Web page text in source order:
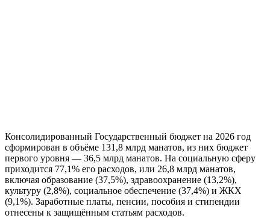
Консолидированный Государственный бюджет на 2026 год
сформирован в объёме 131,8 млрд манатов, из них бюджет
первого уровня — 36,5 млрд манатов. На социальную сферу
приходится 77,1% его расходов, или 26,8 млрд манатов,
включая образование (37,5%), здравоохранение (13,2%),
культуру (2,8%), социальное обеспечение (37,4%) и ЖКХ
(9,1%). Заработные платы, пенсии, пособия и стипендии
отнесены к защищённым статьям расходов.